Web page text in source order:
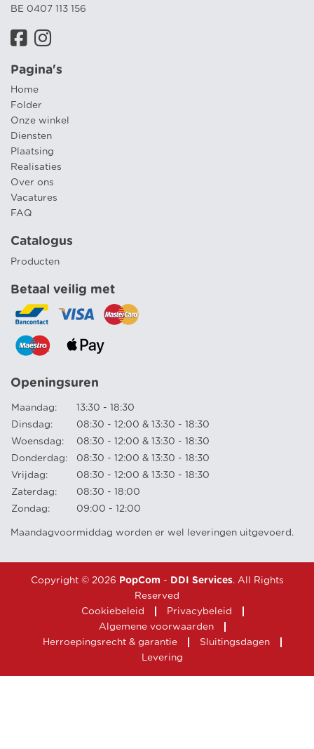
BE 0407 113 156
Pagina's
Home
Folder
Onze winkel
Diensten
Plaatsing
Realisaties
Over ons
Vacatures
FAQ
Catalogus
Producten
Betaal veilig met
Openingsuren
Maandag:
13:30 - 18:30
Dinsdag:
08:30 - 12:00 & 13:30 - 18:30
Woensdag:
08:30 - 12:00 & 13:30 - 18:30
Donderdag:
08:30 - 12:00 & 13:30 - 18:30
Vrijdag:
08:30 - 12:00 & 13:30 - 18:30
Zaterdag:
08:30 - 18:00
Zondag:
09:00 - 12:00
Maandagvoormiddag worden er wel leveringen uitgevoerd.
Copyright © 2026 PopCom - DDI Services. All Rights
Reserved
Cookiebeleid
Privacybeleid
Algemene voorwaarden
Herroepingsrecht & garantie
Sluitingsdagen
Levering